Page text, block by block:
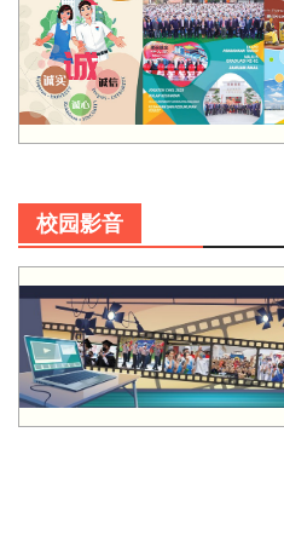
校园影音